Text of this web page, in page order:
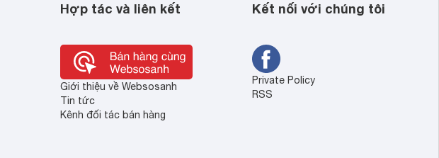
Hợp tác và liên kết
Giới thiệu về Websosanh
Tin tức
Kênh đối tác bán hàng
Kết nối với chúng tôi
Private Policy
RSS